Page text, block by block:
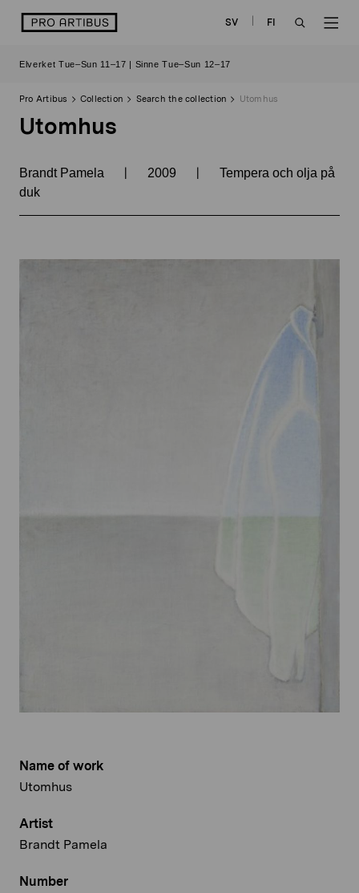
logo SV
FI
Elverket Tue–Sun 11–17 | Sinne Tue–Sun 12–17
Pro Artibus Collection Search the collection Utomhus
Utomhus
Brandt Pamela | 2009 |
Tempera och olja på
duk
Name of work
Utomhus
Artist
Brandt Pamela
Number